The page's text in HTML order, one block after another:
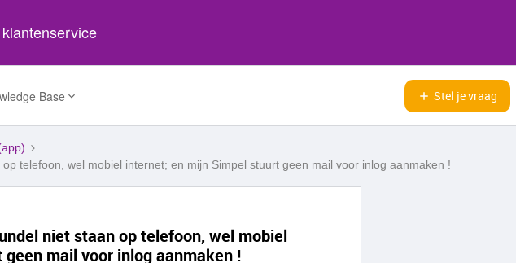
klantenservice
Base Stel je vraag
telefoon, wel mobiel internet; en mijn Simpel stuurt geen mail voor inlog aanmaken !
niet staan op telefoon, wel mobiel
mail voor inlog aanmaken !